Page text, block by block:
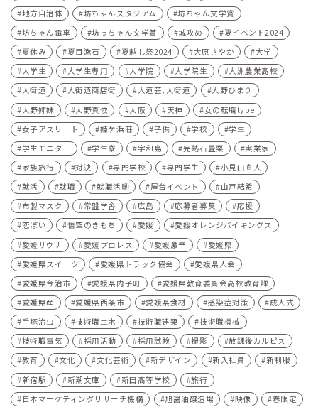
地方自治体
坊ちゃんスタジアム
坊ちゃん文学賞
坊ちゃん電車
坊っちゃん文学賞 城攻め
夏イベント2024
夏休み
夏目漱石 夏越し祭2024 大原さやか
大学
大学生
大学生専用 大学院 大学院生
大洲農業高校
大街道
大街道商店街 大道芸､大街道
大野ひまり
大野姉妹
大野真依 大阪 天神
女の転職type
女子アスリート
姫ケ浜荘 子供 学校
学生
学生モニター
学生寮 宇和島 完熟石畳栗
実業家
家族旅行
対決 専門学校 専門学生
小見山直人
就活
就職 就職活動 屋台イベント
山戸結希
布製マスク
常盤学舎 広島 応募者募集
応援
恋ぽい
悟空のきもち 愛媛
愛媛オレンジバイキングス
愛媛サウナ
愛媛プロレス 愛媛激辛
愛媛県
愛媛県スイーツ
愛媛県トラック協会
愛媛県人会
愛媛県今治市
愛媛県内子町
愛媛県教育委員会高校教育課
愛媛県産
愛媛県西条市 愛媛県食材 感染症対策
成人式
手塚治虫
技術職土木 技術職建築
技術職機械
技術職電気
採用活動 採用試験 撮影
放課後カルピス
教育
文化 文化芸術 新デザイン 新入社員
新制服
新宿駅
新潮文庫 新田高等学校
旅行
日本マーケティングリサーチ機構
旭醤油醸造場 映像
春限定